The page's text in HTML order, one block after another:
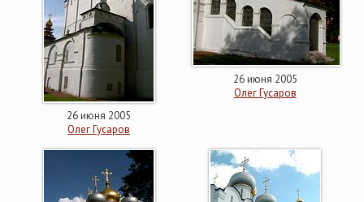
26 июня 2005
Олег Гусаров
26 июня 2005
Олег Гусаров